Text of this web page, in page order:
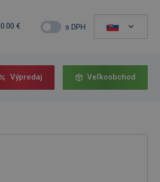
0.00 € s DPH
Výpredaj Veľkoobchod